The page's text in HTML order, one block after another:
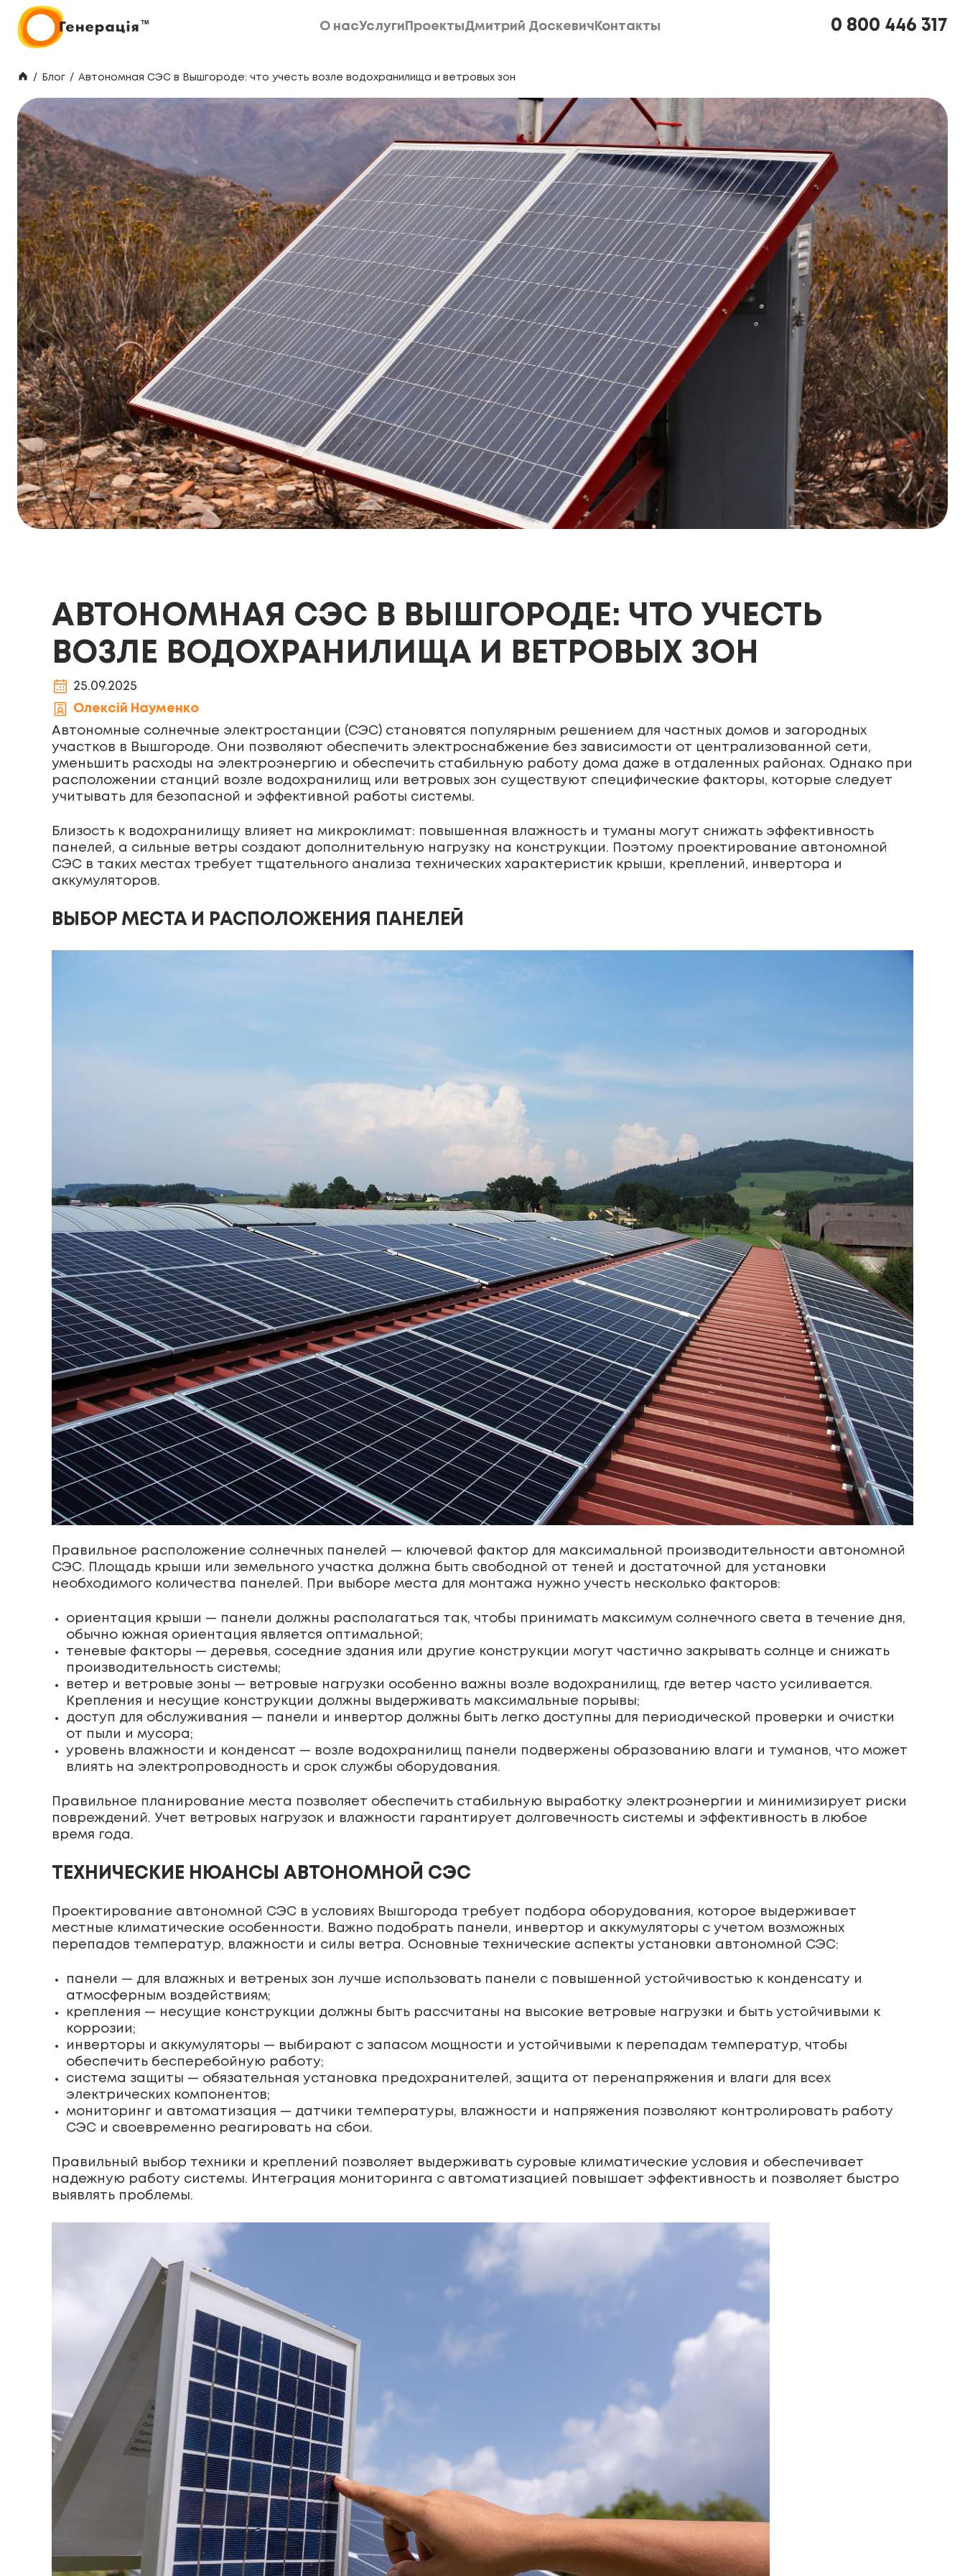
О насУслуги ПроектыДмитрий Доскевич Контакты
0 800 446 317
/ Блог / Автономная СЭС в Вышгороде: что учесть возле водохранилища и ветровых зон
АВТОНОМНАЯ СЭС В ВЫШГОРОДЕ: ЧТО УЧЕСТЬ
ВОЗЛЕ ВОДОХРАНИЛИЩА И ВЕТРОВЫХ ЗОН
25.09.2025
Олексій Науменко
Автономные солнечные электростанции (СЭС) становятся популярным решением для частных домов и загородных
участков в Вышгороде. Они позволяют обеспечить электроснабжение без зависимости от централизованной сети,
уменьшить расходы на электроэнергию и обеспечить стабильную работу дома даже в отдаленных районах. Однако при
расположении станций возле водохранилищ или ветровых зон существуют специфические факторы, которые следует
учитывать для безопасной и эффективной работы системы.
Близость к водохранилищу влияет на микроклимат: повышенная влажность и туманы могут снижать эффективность
панелей, а сильные ветры создают дополнительную нагрузку на конструкции. Поэтому проектирование автономной
СЭС в таких местах требует тщательного анализа технических характеристик крыши, креплений, инвертора и
аккумуляторов.
ВЫБОР МЕСТА И РАСПОЛОЖЕНИЯ ПАНЕЛЕЙ
Правильное расположение солнечных панелей — ключевой фактор для максимальной производительности автономной
СЭС. Площадь крыши или земельного участка должна быть свободной от теней и достаточной для установки
необходимого количества панелей. При выборе места для монтажа нужно учесть несколько факторов:
ориентация крыши — панели должны располагаться так, чтобы принимать максимум солнечного света в течение дня,
обычно южная ориентация является оптимальной;
теневые факторы — деревья, соседние здания или другие конструкции могут частично закрывать солнце и снижать
производительность системы;
ветер и ветровые зоны — ветровые нагрузки особенно важны возле водохранилищ, где ветер часто усиливается.
Крепления и несущие конструкции должны выдерживать максимальные порывы;
доступ для обслуживания — панели и инвертор должны быть легко доступны для периодической проверки и очистки
от пыли и мусора;
уровень влажности и конденсат — возле водохранилищ панели подвержены образованию влаги и туманов, что может
влиять на электропроводность и срок службы оборудования.
Правильное планирование места позволяет обеспечить стабильную выработку электроэнергии и минимизирует риски
повреждений. Учет ветровых нагрузок и влажности гарантирует долговечность системы и эффективность в любое
время года.
ТЕХНИЧЕСКИЕ НЮАНСЫ АВТОНОМНОЙ СЭС
Проектирование автономной СЭС в условиях Вышгорода требует подбора оборудования, которое выдерживает
местные климатические особенности. Важно подобрать панели, инвертор и аккумуляторы с учетом возможных
перепадов температур, влажности и силы ветра. Основные технические аспекты установки автономной СЭС:
панели — для влажных и ветреных зон лучше использовать панели с повышенной устойчивостью к конденсату и
атмосферным воздействиям;
крепления — несущие конструкции должны быть рассчитаны на высокие ветровые нагрузки и быть устойчивыми к
коррозии;
инверторы и аккумуляторы — выбирают с запасом мощности и устойчивыми к перепадам температур, чтобы
обеспечить бесперебойную работу;
система защиты — обязательная установка предохранителей, защита от перенапряжения и влаги для всех
электрических компонентов;
мониторинг и автоматизация — датчики температуры, влажности и напряжения позволяют контролировать работу
СЭС и своевременно реагировать на сбои.
Правильный выбор техники и креплений позволяет выдерживать суровые климатические условия и обеспечивает
надежную работу системы. Интеграция мониторинга с автоматизацией повышает эффективность и позволяет быстро
выявлять проблемы.